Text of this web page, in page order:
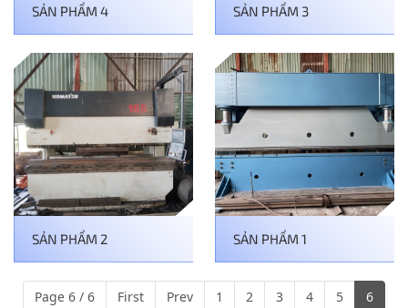
SẢN PHẨM 4 SẢN PHẨM 3
SẢN PHẨM 2 SẢN PHẨM 1
Page 6 / 6 First Prev 1 2 3 4 5 6